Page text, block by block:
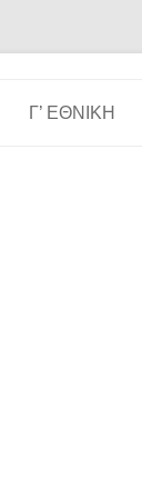
Γ’ ΕΘΝΙΚΉ